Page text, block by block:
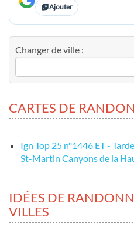
Ajouter
Changer de ville :
CARTES DE
Ign Top 25 nº1446 ET -
St-Martin Canyons de la
IDÉES DE
VILLES